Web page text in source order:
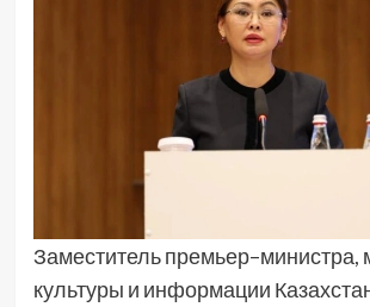
Заместитель премьер–министра,
культуры и информации